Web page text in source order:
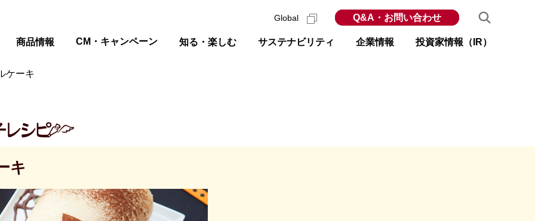
商品情報 CM・キャンペーン 知る・楽しむ サステナビリティ 企業情報 投資家情報（IR）
Global Q&A・お問い合わせ
ケーキ
キ